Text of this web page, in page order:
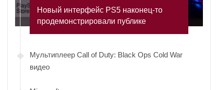
Новый интерфейс PS5 наконец-то
продемонстрировали публике
Мультиплеер Call of Duty: Black Ops Cold War
видео